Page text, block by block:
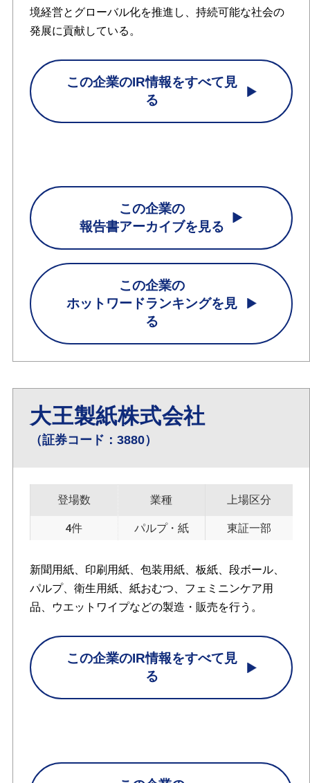
境経営とグローバル化を推進し、持続可能な社会の
発展に貢献している。
この企業のIR情報をすべて見
る
この企業の
報告書アーカイブを見る
この企業の
ホットワードランキングを見
る
大王製紙株式会社
（証券コード：3880）
登場数
4件
業種
パルプ・紙
上場区分
東証一部
新聞用紙、印刷用紙、包装用紙、板紙、段ボール、
パルプ、衛生用紙、紙おむつ、フェミニンケア用
品、ウエットワイプなどの製造・販売を行う。
この企業のIR情報をすべて見
る